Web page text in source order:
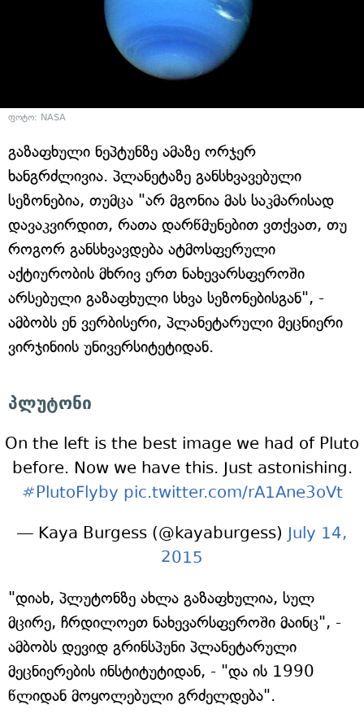
ფოტო: NASA
გაზაფხული ნეპტუნზე ამაზე ორჯერ
ხანგრძლივია. პლანეტაზე განსხვავებული
სეზონებია, თუმცა "არ მგონია მას საკმარისად
დავაკვირდით, რათა დარწმუნებით ვთქვათ, თუ
როგორ განსხვავდება ატმოსფერული
აქტიურობის მხრივ ერთ ნახევარსფეროში
არსებული გაზაფხული სხვა სეზონებისგან", -
ამბობს ენ ვერბისერი, პლანეტარული მეცნიერი
ვირჯინიის უნივერსიტეტიდან.
პლუტონი
On the left is the best image we had of Pluto
before. Now we have this. Just astonishing.
#PlutoFlyby pic.twitter.com/rA1Ane3oVt
— Kaya Burgess (@kayaburgess) July 14,
2015
"დიახ, პლუტონზე ახლა გაზაფხულია, სულ
მცირე, ჩრდილოეთ ნახევარსფეროში მაინც", -
ამბობს დევიდ გრინსპუნი პლანეტარული
მეცნიერების ინსტიტუტიდან, - "და ის 1990
წლიდან მოყოლებული გრძელდება".